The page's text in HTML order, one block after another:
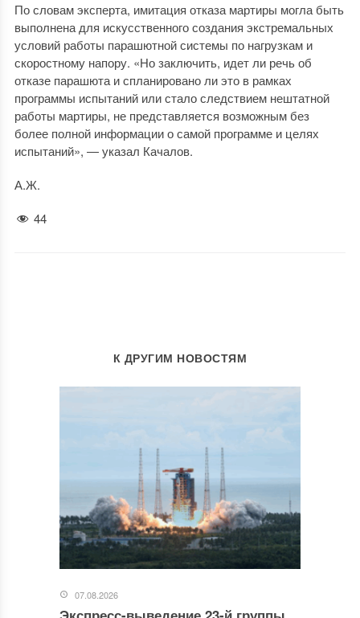
По словам эксперта, имитация отказа мартиры могла быть
выполнена для искусственного создания экстремальных
условий работы парашютной системы по нагрузкам и
скоростному напору. «Но заключить, идет ли речь об
отказе парашюта и спланировано ли это в рамках
программы испытаний или стало следствием нештатной
работы мартиры, не представляется возможным без
более полной информации о самой программе и целях
испытаний», — указал Качалов.
А.Ж.
44
К ДРУГИМ НОВОСТЯМ
07.08.2026